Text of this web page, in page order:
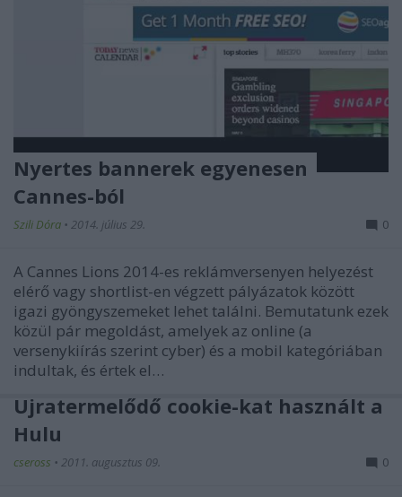
Nyertes bannerek egyenesen
Cannes-ból
Szili Dóra • 2014. július 29. 0
A Cannes Lions 2014-es reklámversenyen helyezést
elérő vagy shortlist-en végzett pályázatok között
igazi gyöngyszemeket lehet találni. Bemutatunk ezek
közül pár megoldást, amelyek az online (a
versenykiírás szerint cyber) és a mobil kategóriában
indultak, és értek el…
Újratermelődő cookie-kat használt a
Hulu
cseross • 2011. augusztus 09. 0